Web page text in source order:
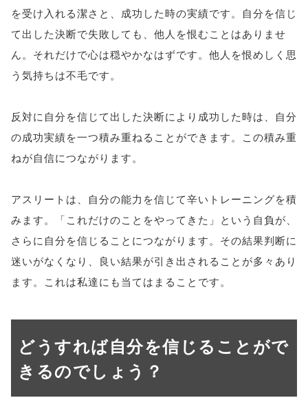
を受け入れる潔さと、成功した時の実績です。自分を信じ
て出した決断で失敗しても、他人を恨むことはありませ
ん。それだけで心は穏やかなはずです。他人を恨めしく思
う気持ちは不毛です。
反対に自分を信じて出した決断により成功した時は、自分
の成功実績を一つ積み重ねることができます。この積み重
ねが自信につながります。
アスリートは、自分の能力を信じて辛いトレーニングを積
みます。「これだけのことをやってきた」という自負が、
さらに自分を信じることにつながります。その結果判断に
迷いがなくなり、良い結果が引き出されることが多々あり
ます。これは私達にも当てはまることです。
どうすれば自分を信じることがで
きるのでしょう？